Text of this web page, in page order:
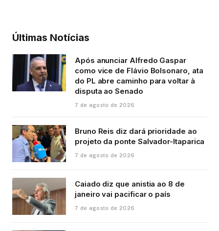
Últimas Notícias
Após anunciar Alfredo Gaspar
como vice de Flávio Bolsonaro, ata
do PL abre caminho para voltar à
disputa ao Senado
7 de agosto de 2026
Bruno Reis diz dará prioridade ao
projeto da ponte Salvador-Itaparica
7 de agosto de 2026
Caiado diz que anistia ao 8 de
janeiro vai pacificar o país
7 de agosto de 2026